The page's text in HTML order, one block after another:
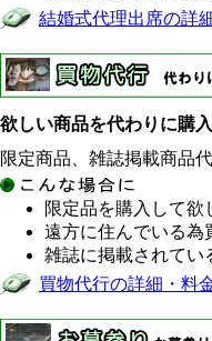
結婚式代理出席の詳
欲しい商品を代わりに購
限定商品、雑誌掲載商品
限定品を購入して欲
遠方に住んでいる為
雑誌に掲載されてい
買物代行の詳細・料